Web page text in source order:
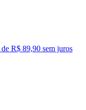
R$ 89,90 sem juros